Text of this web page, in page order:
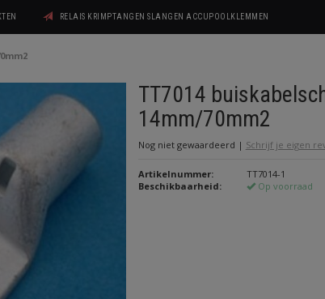
RELAIS KRIMPTANGEN SLANGEN ACCUPOOLKLEMMEN
TT7014
14mm/70mm2
Nog niet gewaardeerd | Schrijf je eigen
Artikelnummer:
TT7014-1
Beschikbaarheid:
Op voorraad